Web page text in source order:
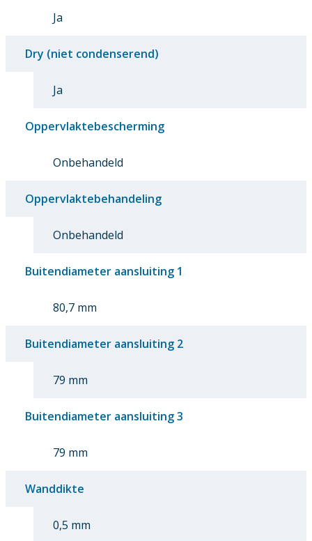
Ja
Dry (niet condenserend)
Ja
Oppervlaktebescherming
Onbehandeld
Oppervlaktebehandeling
Onbehandeld
Buitendiameter aansluiting 1
80,7 mm
Buitendiameter aansluiting 2
79 mm
Buitendiameter aansluiting 3
79 mm
Wanddikte
0,5 mm